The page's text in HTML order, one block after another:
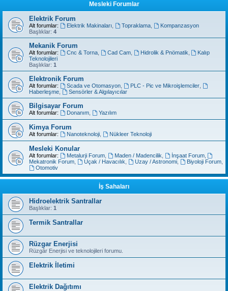
Mesleki Forumlar
Elektrik Forum
Alt forumlar: Elektrik Makinaları Topraklama,
Kompanzasyon
Başlıklar: 4
Mekanik Forum
Alt forumlar: Cnc & Torna, Cad Cam, Hidrolik & Pnömatik
Kalıp
Teknolojileri
Başlıklar: 1
Elektronik Forum
Alt forumlar: Scada ve Otomasyon, PLC - Pic ve Mikroişlemciler,
Haberleşme
Sensörler & Algılayıcılar
Bilgisayar Forum
Alt forumlar: Donanım, Yazılım
Kimya Forum
Alt forumlar: Nanoteknoloji, Nükleer Teknoloji
Mesleki Konular
Alt forumlar: Metalurji Forum, Maden / Madencilik İnşaat Forum,
Mekatronik Forum
Uçak / Havacılık Uzay / Astronomi, Biyoloji Forum,
Otomotiv
İş Sahaları
Hidroelektrik Santrallar
Başlıklar: 1
Termik Santrallar
Rüzgar Enerjisi
Rüzgâr Enerjisi ve teknolojileri forumu.
Elektrik İletimi
Elektrik Dağıtımı